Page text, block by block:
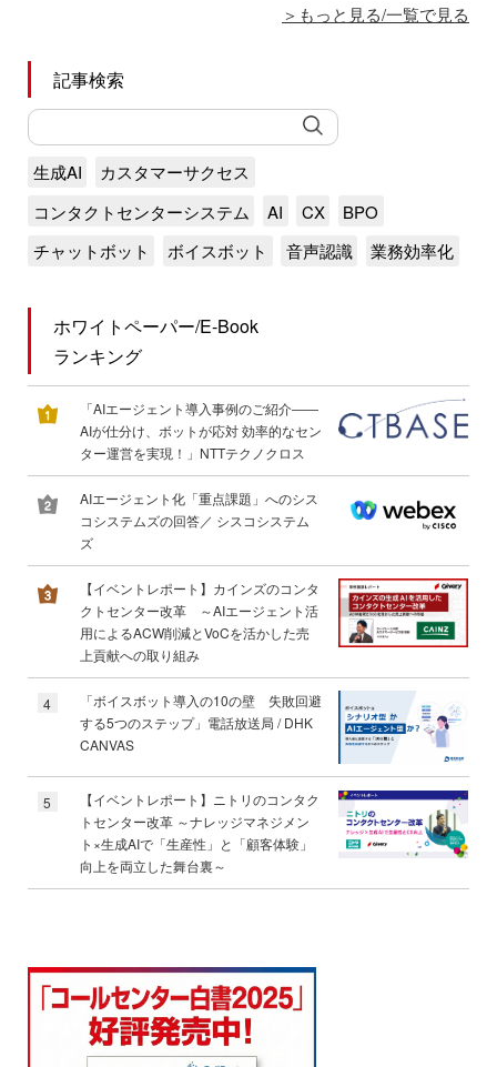
もっと見る/一覧で見る
記事検索
生成AI
カスタマーサクセス
コンタクトセンターシステム
AI CX
BPO
チャットボット
ボイスボット 音声認識 業務効率化
ホワイトペーパー/E-Book
ランキング
「AIエージェント導入事例のご紹介――
AIが仕分け、ボットが応対 効率的なセン
ター運営を実現！」NTTテクノクロス
AIエージェント化「重点課題」へのシス
コシステムズの回答／ シスコシステム
ズ
【イベントレポート】カインズのコンタ
クトセンター改革 ～AIエージェント活
用によるACW削減とVoCを活かした売
上貢献への取り組み
4
「ボイスボット導入の10の壁 失敗回避
する5つのステップ」電話放送局 / DHK
CANVAS
5
【イベントレポート】ニトリのコンタク
トセンター改革 ～ナレッジマネジメン
ト×生成AIで「生産性」と「顧客体験」
向上を両立した舞台裏～